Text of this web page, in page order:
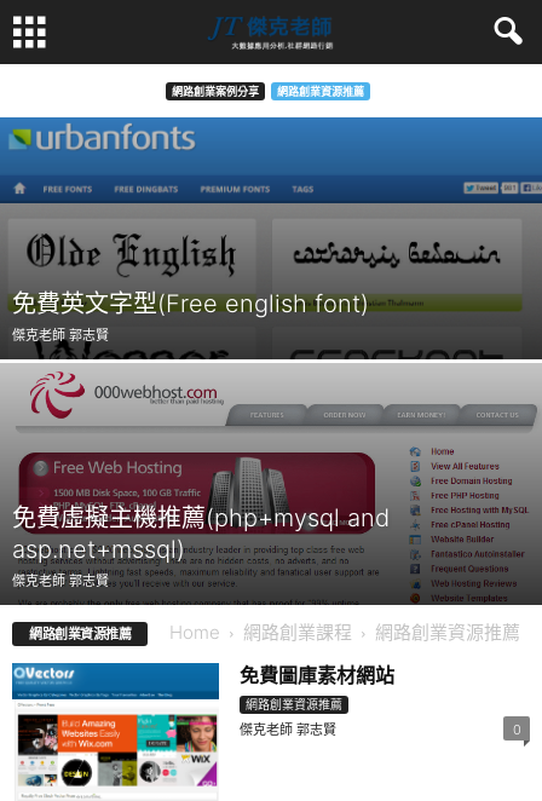
網路創業案例分享 網路創業資源推薦
免費英文字型(Free english font)
傑克老師 郭志賢
免費虛擬主機推薦(php+mysql and
asp.net+mssql)
傑克老師 郭志賢
網路創業資源推薦 Home 網路創業課程 網路創業資源推薦
免費圖庫素材網站
網路創業資源推薦
傑克老師 郭志賢 0